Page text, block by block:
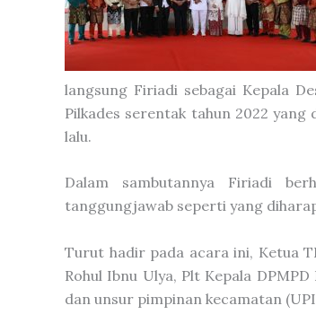
langsung Firiadi sebagai Kepala
Pilkades serentak tahun 2022 yang
lalu.
Dalam sambutannya Firiadi
tanggungjawab seperti yang
Turut hadir pada acara ini, Ketua
Rohul Ibnu Ulya, Plt Kepala
dan unsur pimpinan kecamatan